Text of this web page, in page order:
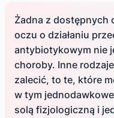
Żadna z dostępnych
oczu o działaniu
antybiotykowym nie
choroby. Inne
zalecić, to te, które
w tym
solą fizjologiczną i